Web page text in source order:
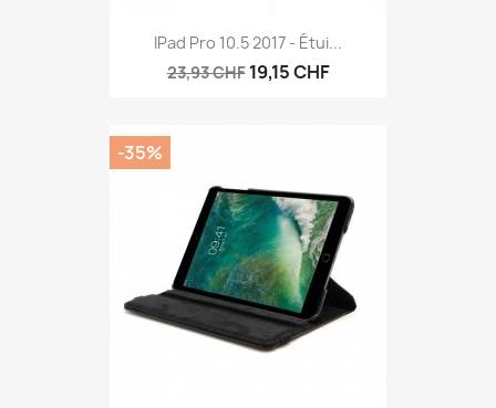
IPad Pro 10.5 2017 - Étui...
23,93 CHF 19,15 CHF
-35%